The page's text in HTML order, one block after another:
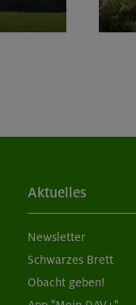
Aktuelles
Newsletter
Schwarzes Brett
Obacht geben!